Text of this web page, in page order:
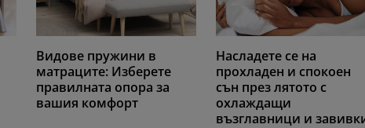
Видове пружини в
матраците: Изберете
правилната опора за
вашия комфорт
Насладете се на
прохладен и спокоен
сън през лятото с
охлаждащи
възглавници и